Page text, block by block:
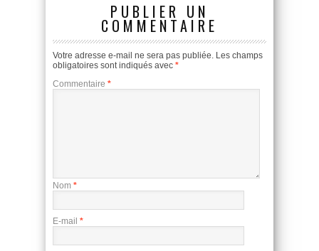
PUBLIER UN
COMMENTAIRE
Votre adresse e-mail ne sera pas publiée. Les champs
obligatoires sont indiqués avec *
Commentaire *
Nom *
E-mail *